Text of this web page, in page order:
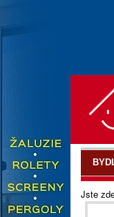
Jste